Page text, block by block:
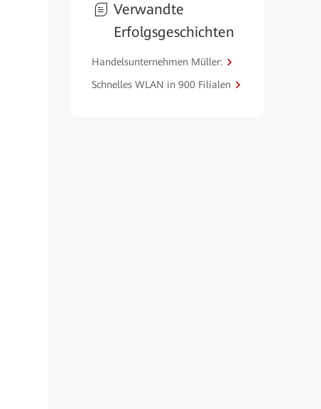
Verwandte
Erfolgsgeschichten
Handelsunternehmen Müller:
Schnelles WLAN in 900 Filialen